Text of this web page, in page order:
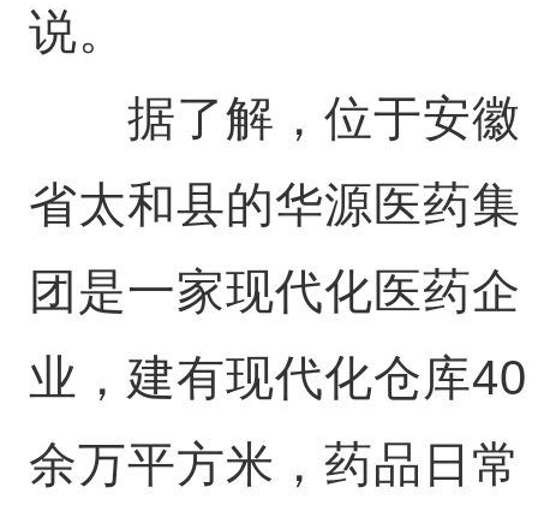
说。
据了解，位于安徽
省太和县的华源医药集
团是一家现代化医药企
业，建有现代化仓库40
余万平方米，药品日常